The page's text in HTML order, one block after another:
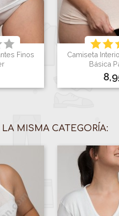
Finos
Camiseta
Básica

MISMA CATEGORÍA: